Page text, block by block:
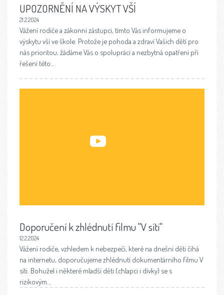
UPOZORNĚNÍ NA VÝSKYT VŠÍ
21.2.2024
Vážení rodiče a zákonní zástupci, tímto Vás informujeme o
výskytu vší ve škole. Protože je pohoda a zdraví Vašich dětí pro
nás prioritou, žádáme Vás o spolupráci a nezbytná opatření při
řešení této…
Doporučení k zhlédnutí filmu "V síti"
12.2.2024
Vážení rodiče, vzhledem k nebezpečí, které na dnešní děti číhá
na internetu, doporučujeme zhlédnutí dokumentárního filmu V
síti. Bohužel i některé mladší děti (chlapci i dívky) se s
rizikovým…